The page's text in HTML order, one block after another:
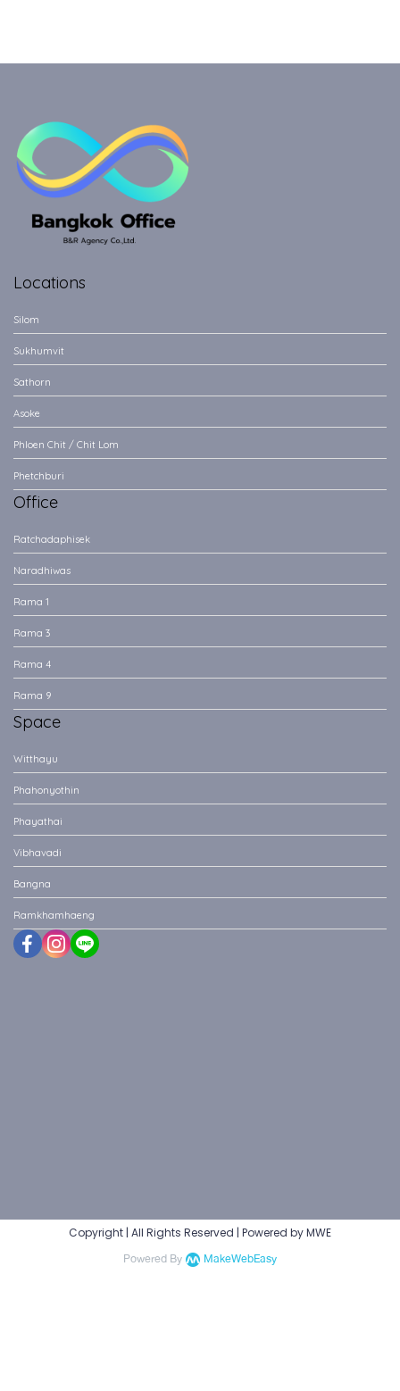
Locations
Silom
Sukhumvit
Sathorn
Asoke
Phloen Chit / Chit Lom
Phetchburi
Office
Ratchadaphisek
Naradhiwas
Rama 1
Rama 3
Rama 4
Rama 9
Space
Witthayu
Phahonyothin
Phayathai
Vibhavadi
Bangna
Ramkhamhaeng
Copyright | All Rights Reserved | Powered by MWE
Powered By MakeWebEasy